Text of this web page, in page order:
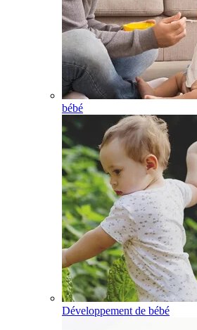
bébé
Développement de bébé